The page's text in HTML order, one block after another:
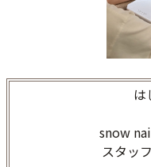
は
snow
スタッ